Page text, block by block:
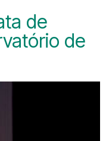
de
de